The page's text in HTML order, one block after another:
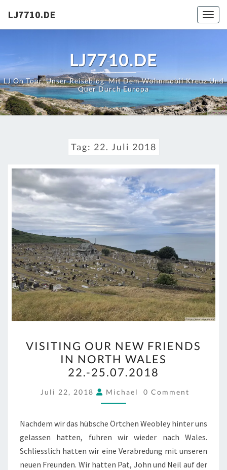
LJ7710.DE
LJ7710.DE
LJ On Tour. Unser Reiseblog. Mit Dem Wohnmobil Kreuz Und
Quer Durch Europa
Tag: 22. Juli 2018
OUR
NEW
FRIENDS
IN
NORTH
22.-25.07.2018
VISITING OUR NEW FRIENDS
IN NORTH WALES
22.-25.07.2018
Juli 22, 2018 Michael COMMENTS
0 Comment
Nachdem wir das hübsche Örtchen Weobley hinter uns
gelassen hatten, fuhren wir wieder nach Wales.
Schliesslich hatten wir eine Verabredung mit unseren
neuen Freunden. Wir hatten Pat, John und Neil auf der